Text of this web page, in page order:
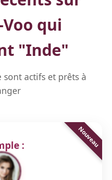
qui
"Inde"
sont actifs et prêts à
: